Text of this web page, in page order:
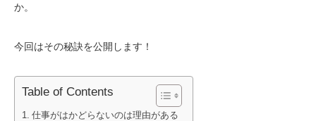
か。
今回はその秘訣を公開します！
Table of Contents
仕事がはかどらないのは理由がある